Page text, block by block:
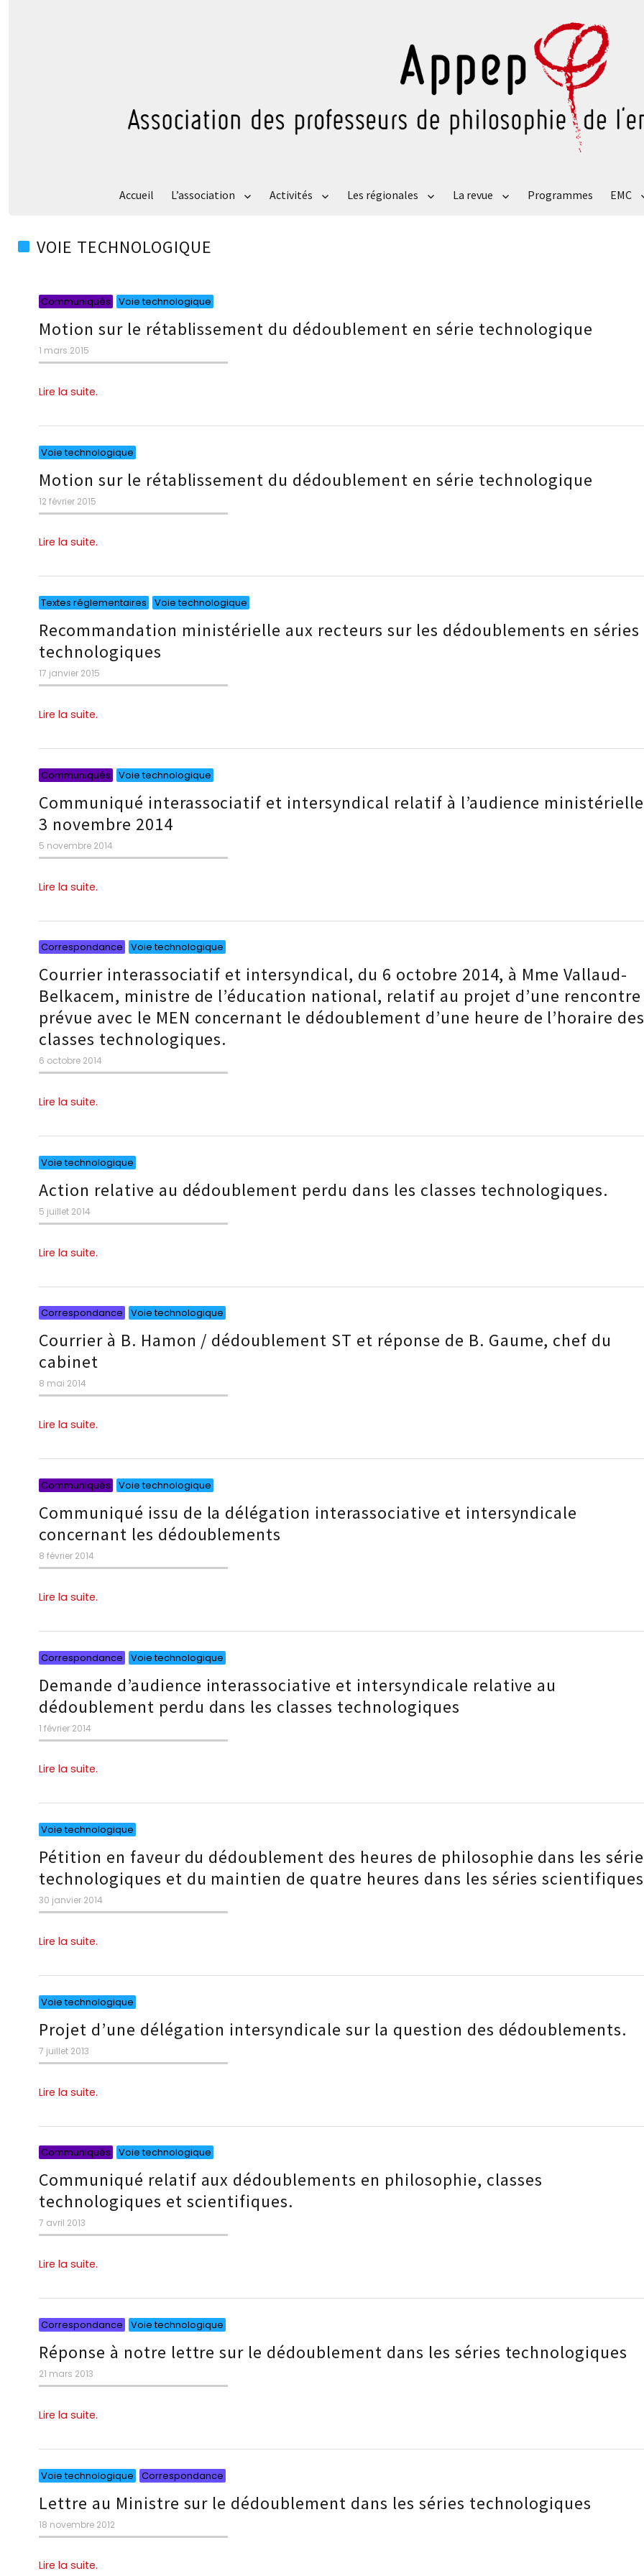
Accueil L’association Activités Les régionales La revue Programmes EMC
VOIE TECHNOLOGIQUE
Communiqués Voie technologique
Motion sur le rétablissement du dédoublement en série technologique
Publié
le
1 mars 2015
Lire la suite.
Voie technologique
Motion sur le rétablissement du dédoublement en série technologique
Publié
le
12 février 2015
Lire la suite.
Textes réglementaires Voie technologique
Recommandation ministérielle aux recteurs sur les dédoublements en séries
technologiques
Publié
le
17 janvier 2015
Lire la suite.
Communiqués Voie technologique
Communiqué interassociatif et intersyndical relatif à l’audience
3 novembre 2014
Publié
le
5 novembre 2014
Lire la suite.
Correspondance Voie technologique
Courrier interassociatif et intersyndical, du 6 octobre 2014, à Mme Vallaud-
Belkacem, ministre de l’éducation national, relatif au projet d’une rencontre
prévue avec le MEN concernant le dédoublement d’une heure de l’horaire
classes technologiques.
Publié
le
6 octobre 2014
Lire la suite.
Voie technologique
Action relative au dédoublement perdu dans les classes technologiques.
Publié
le
5 juillet 2014
Lire la suite.
Correspondance Voie technologique
Courrier à B. Hamon / dédoublement ST et réponse de B. Gaume, chef du
cabinet
Publié
le
8 mai 2014
Lire la suite.
Communiqués Voie technologique
Communiqué issu de la délégation interassociative et intersyndicale
concernant les dédoublements
Publié
le
8 février 2014
Lire la suite.
Correspondance Voie technologique
Demande d’audience interassociative et intersyndicale relative au
dédoublement perdu dans les classes technologiques
Publié
le
1 février 2014
Lire la suite.
Voie technologique
Pétition en faveur du dédoublement des heures de philosophie dans les
technologiques et du maintien de quatre heures dans les séries scientifiques
Publié
le
30 janvier 2014
Lire la suite.
Voie technologique
Projet d’une délégation intersyndicale sur la question des dédoublements.
Publié
le
7 juillet 2013
Lire la suite.
Communiqués Voie technologique
Communiqué relatif aux dédoublements en philosophie, classes
technologiques et scientifiques.
Publié
le
7 avril 2013
Lire la suite.
Correspondance Voie technologique
Réponse à notre lettre sur le dédoublement dans les séries technologiques
Publié
le
21 mars 2013
Lire la suite.
Voie technologique Correspondance
Lettre au Ministre sur le dédoublement dans les séries technologiques
Publié
le
18 novembre 2012
Lire la suite.